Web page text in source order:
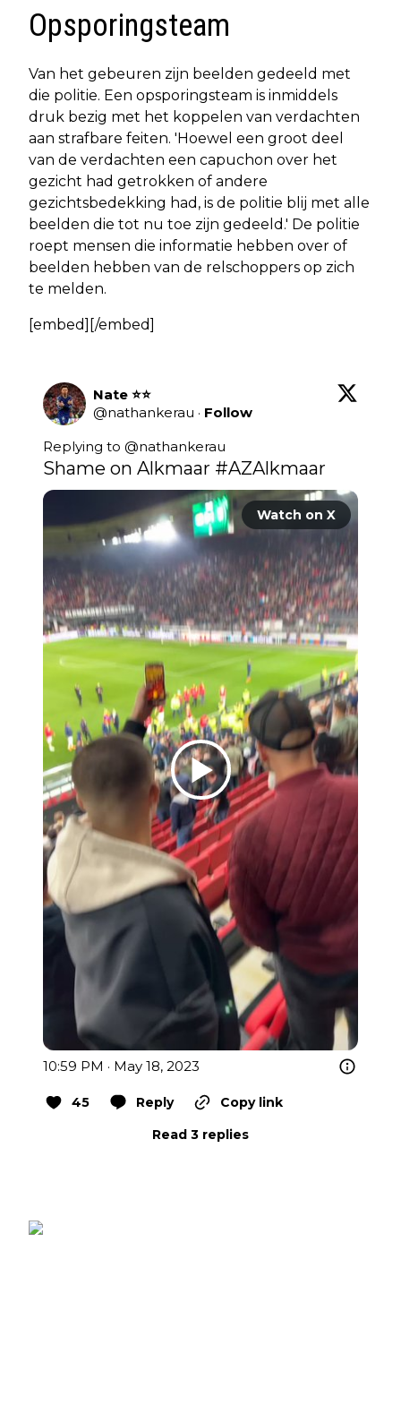
Opsporingsteam
Van het gebeuren zijn beelden gedeeld met
die politie. Een opsporingsteam is inmiddels
druk bezig met het koppelen van verdachten
aan strafbare feiten. 'Hoewel een groot deel
van de verdachten een capuchon over het
gezicht had getrokken of andere
gezichtsbedekking had, is de politie blij met alle
beelden die tot nu toe zijn gedeeld.' De politie
roept mensen die informatie hebben over of
beelden hebben van de relschoppers op zich
te melden.
[embed][/embed]
Nate ⭐️⭐️
@nathankerau · Follow
Replying to @nathankerau
Shame on Alkmaar #AZAlkmaar
Watch on X
10:59 PM · May 18, 2023
45 Reply
Copy link
Read 3 replies